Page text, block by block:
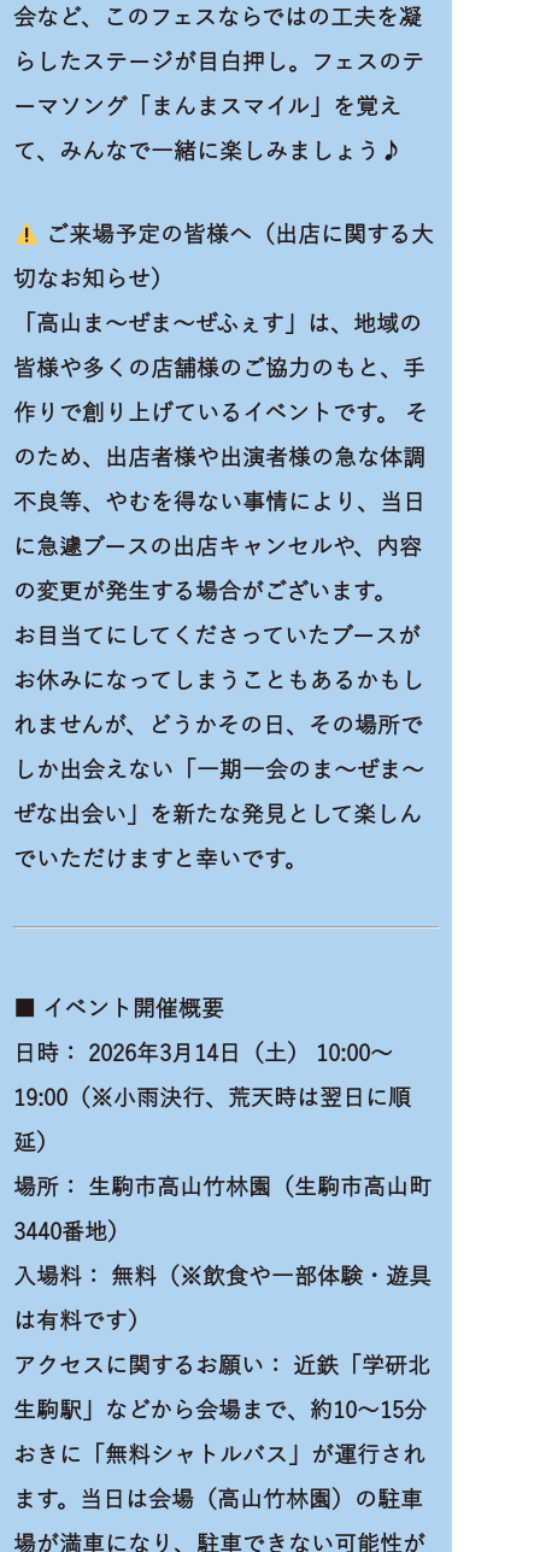
会など、このフェスならではの工夫を凝
らしたステージが目白押し。フェスのテ
ーマソング「まんまスマイル」を覚え
て、みんなで一緒に楽しみましょう♪
ご来場予定の皆様へ（出店に関する大
切なお知らせ）
「高山ま〜ぜま〜ぜふぇす」は、地域の
皆様や多くの店舗様のご協力のもと、手
作りで創り上げているイベントです。 そ
のため、出店者様や出演者様の急な体調
不良等、やむを得ない事情により、当日
に急遽ブースの出店キャンセルや、内容
の変更が発生する場合がございます。
お目当てにしてくださっていたブースが
お休みになってしまうこともあるかもし
れませんが、どうかその日、その場所で
しか出会えない「一期一会のま〜ぜま〜
ぜな出会い」を新たな発見として楽しん
でいただけますと幸いです。
■ イベント開催概要
日時： 2026年3月14日（土） 10:00〜
19:00（※小雨決行、荒天時は翌日に順
延）
場所： 生駒市高山竹林園（生駒市高山町
3440番地）
入場料： 無料（※飲食や一部体験・遊具
は有料です）
アクセスに関するお願い： 近鉄「学研北
生駒駅」などから会場まで、約10〜15分
おきに「無料シャトルバス」が運行され
ます。当日は会場（高山竹林園）の駐車
場が満車になり、駐車できない可能性が